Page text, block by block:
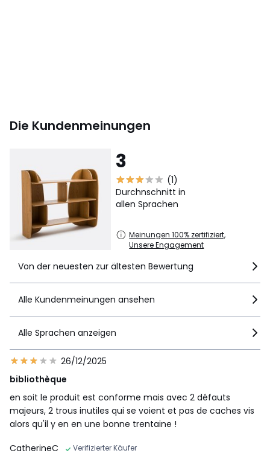
Die Kundenmeinungen
3
(1)
Durchnschnitt in
allen Sprachen
Meinungen 100% zertifiziert,
Unsere Engagement
Von der neuesten zur ältesten Bewertung
Alle Kundenmeinungen ansehen
Alle Sprachen anzeigen
26/12/2025
bibliothèque
en soit le produit est conforme mais avec 2 défauts
majeurs, 2 trous inutiles qui se voient et pas de caches vis
alors qu'il y en en une bonne trentaine !
CatherineC
Verifizierter Käufer